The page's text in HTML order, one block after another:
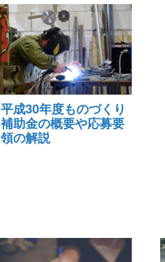
平成30年度ものづくり
補助金の概要や応募要
領の解説